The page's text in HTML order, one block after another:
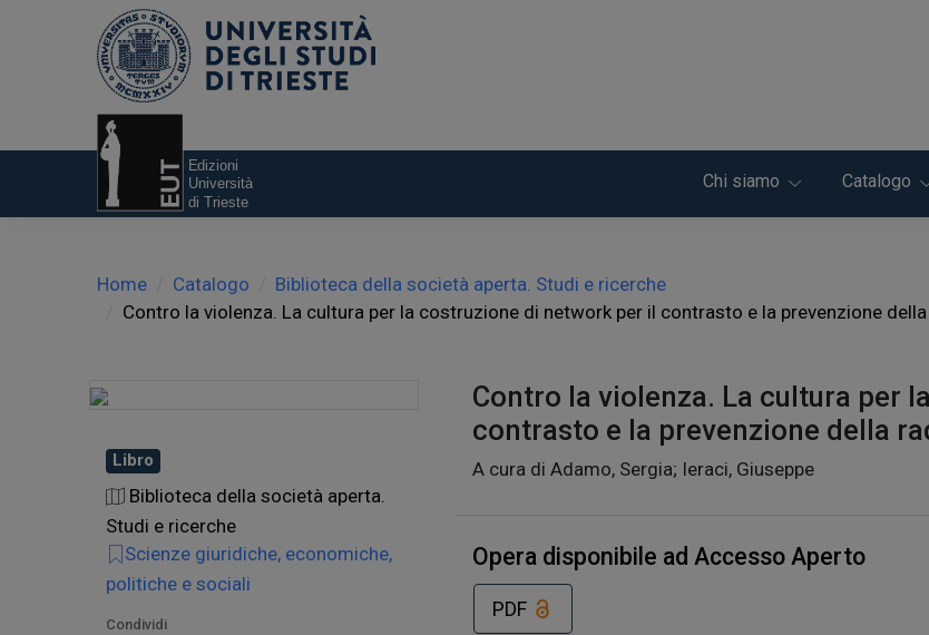
Chi siamo Catalogo
Home Catalogo
Biblioteca della società aperta. Studi e ricerche
Contro la violenza. La cultura per la costruzione di network per il contrasto e la prevenzione
Libro
Biblioteca della società aperta.
Studi e ricerche
Scienze giuridiche, economiche,
politiche e sociali
Condividi
Contro la violenza. La cultura per
contrasto e la prevenzione della
A cura di Adamo, Sergia; Ieraci, Giuseppe
Opera disponibile ad Accesso Aperto
PDF